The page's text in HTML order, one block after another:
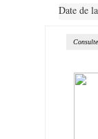
Date de